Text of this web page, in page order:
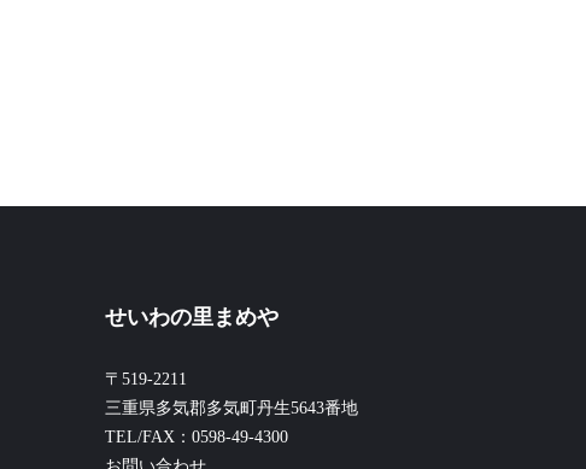
せいわの里まめや
〒519-2211
三重県多気郡多気町丹生5643番地
TEL/FAX：0598-49-4300